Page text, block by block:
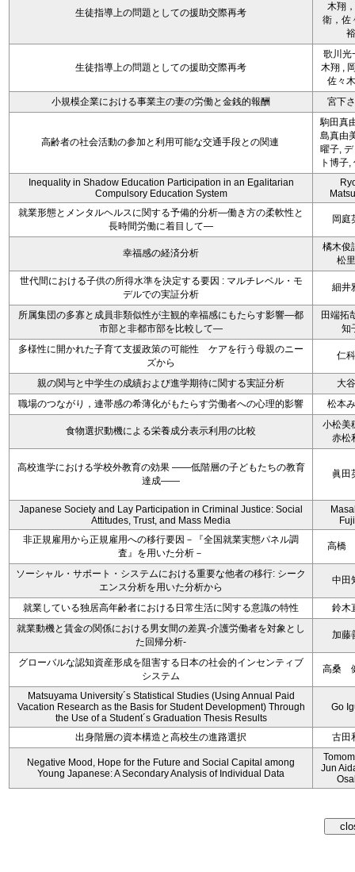
生徒指導上の問題としての援助交際再考
木翔
衛，佐
裕
生徒指導上の問題としての援助交際再考
歌川光
木翔 ,
佐々
小規模企業における事業主の妻の労働と金銭的報酬
宮下
高齢者の社会活動の参加と利用可能な交通手段との関連
駒田真
島真由
曜子,
ト博子,
Inequality in Shadow Education Participation in an Egalitarian
Compulsory Education System
就業形態とメンタルヘルスに関する予備的分析―働き方の柔軟性と
長時間労働に着目して―
岡庭
幸福感の経済分析
橘木俊
松
世代間における子供の所得水準を決定する要因 : マルチレベル・モ
デルでの実証分析
細井
所属集団の多寡と成員非類似性が主観的幸福感にもたらす影響―都
市部と非都市部を比較して―
田端拓
知
多様性に開かれた子育て支援政策の可能性 ケアを行う母親のニー
ズから
仁
親の関与と中学生の成績および進学期待に関する実証分析
大
職場のつながり，連帯感の希薄化がもたらす労働者への心理的影響
松本
食物選択動機による栄養成分表示利用の比較
小松美
赤松
高校進学における学校外教育の効果 ――低階層の子どもたちの教育
達成――
眞田
Japanese Society and Lay Participation in Criminal Justice: Social
Attitudes, Trust, and Mass Media
非正規雇用から正規雇用への移行要因－『全国就業実態パネル調
査』を用いた分析－
高橋
ソーシャル・サポート・システムにおける重要な他者の移行: シーク
エンス分析を用いた分析から
中田
就業している独居高年齢者における日常生活に関する意識の特性
鈴木
就業動機と賃金の関係における男女間の差異‐介護労働者を対象とし
た回帰分析‐
加藤
グローバルな認知資産形成を阻害する日本の社会的インセンティブ
システム
高桑
Matsuyama University´s Statistical Studies (Using Annual Paid
Vacation Research as the Basis for Student Development) Through
the Use of a Student´s Graduation Thesis Results
Go
出身階層の資本構造と高校生の進路選択 古田
Negative Mood, Hope for the Future and Social Capital among
Young Japanese: A Secondary Analysis of Individual Data
Jun